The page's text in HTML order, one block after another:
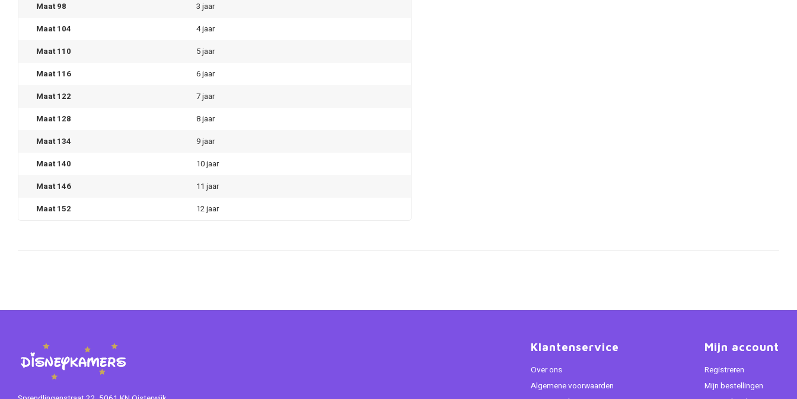
Maat 98
3 jaar
Maat 104
4 jaar
Maat 110
5 jaar
Maat 116
6 jaar
Maat 122
7 jaar
Maat 128
8 jaar
Maat 134
9 jaar
Maat 140
10 jaar
Maat 146
11 jaar
Maat 152
12 jaar
Klantenservice
Over ons
Algemene voorwaarden
Mijn account
Registreren
Mijn bestellingen